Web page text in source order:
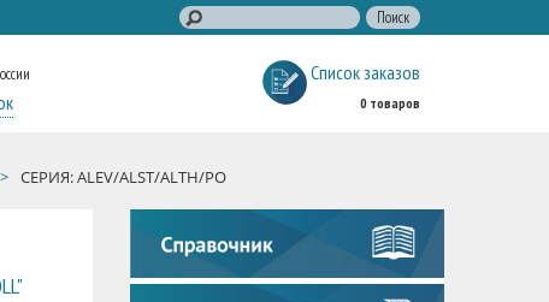
Список заказов
0 товаров
СЕРИЯ: ALEV/ALST/ALTH/PO